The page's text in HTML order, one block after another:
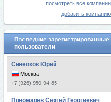
посмотреть все компании
добавить компанию
Последние зарегистрированные
пользователи
Синеоков Юрий
Москва
+7 (926) 950-94-85
Пономарев Сергей Георгиевич